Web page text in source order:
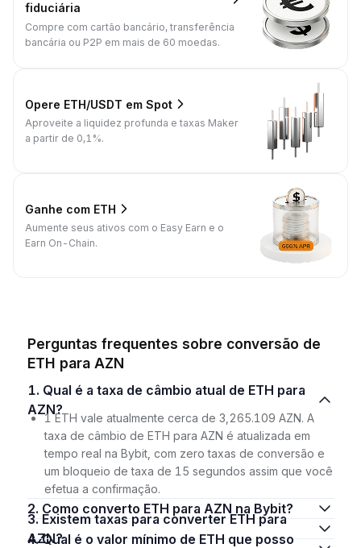
fiduciária
Compre com cartão bancário, transferência
bancária ou P2P em mais de 60 moedas.
Opere ETH/USDT em Spot
Aproveite a liquidez profunda e taxas Maker
a partir de 0,1%.
Ganhe com ETH
Aumente seus ativos com o Easy Earn e o
Earn On-Chain.
Perguntas frequentes sobre conversão de
ETH para AZN
1. Qual é a taxa de câmbio atual de ETH para
AZN?
1 ETH vale atualmente cerca de 3,265.109 AZN. A
taxa de câmbio de ETH para AZN é atualizada em
tempo real na Bybit, com zero taxas de conversão e
um bloqueio de taxa de 15 segundos assim que você
efetua a confirmação.
2. Como converto ETH para AZN na Bybit?
3. Existem taxas para converter ETH para
AZN?
4. Qual é o valor mínimo de ETH que posso